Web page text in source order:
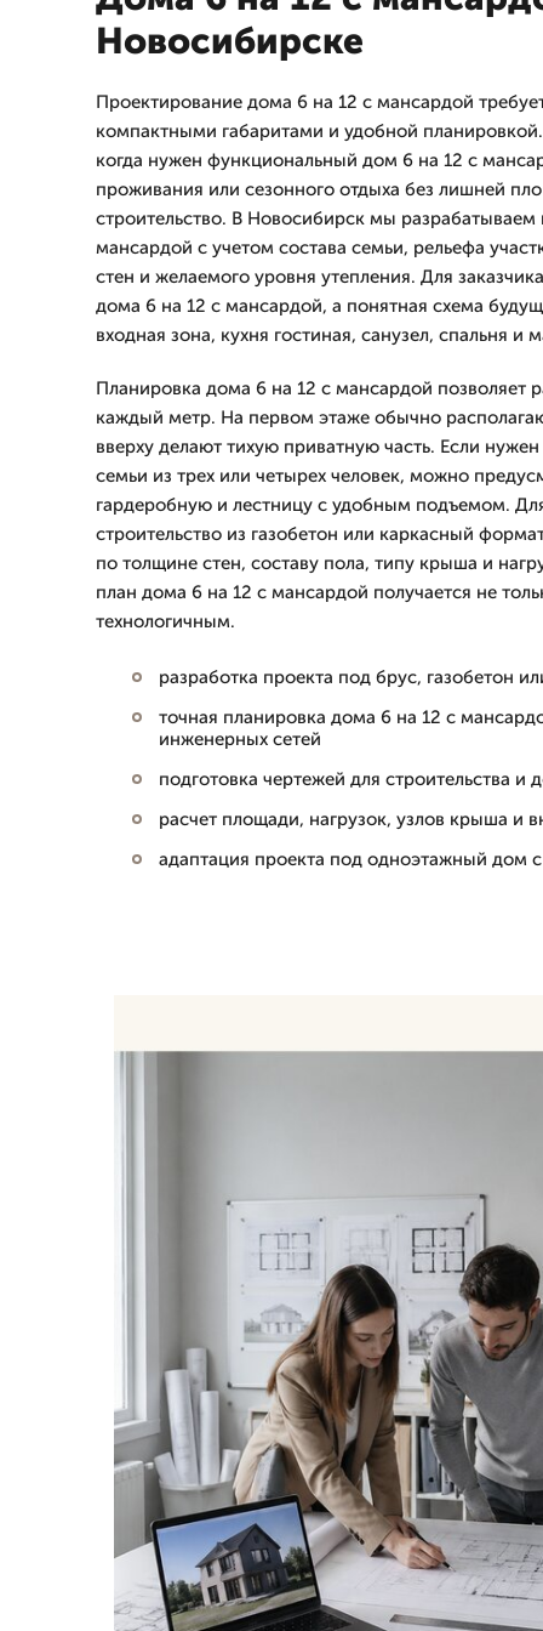
Новосибирске
Проектирование дома 6 на 12 с мансардой
компактными габаритами и удобной
когда нужен функциональный дом 6 на 12 с
проживания или сезонного отдыха без лишней
строительство. В Новосибирск мы разрабатываем
мансардой с учетом состава семьи, рельефа
стен и желаемого уровня утепления. Для
дома 6 на 12 с мансардой, а понятная схема
входная зона, кухня гостиная, санузел, спальня и
Планировка дома 6 на 12 с мансардой позволяет
каждый метр. На первом этаже обычно
вверху делают тихую приватную часть. Если
семьи из трех или четырех человек, можно
гардеробную и лестницу с удобным подъемом.
строительство из газобетон или каркасный
по толщине стен, составу пола, типу крыша и
план дома 6 на 12 с мансардой получается не
технологичным.
разработка проекта под брус, газобетон
точная планировка дома 6 на 12 с
инженерных сетей
подготовка чертежей для строительства и
расчет площади, нагрузок, узлов крыша и
адаптация проекта под одноэтажный дом